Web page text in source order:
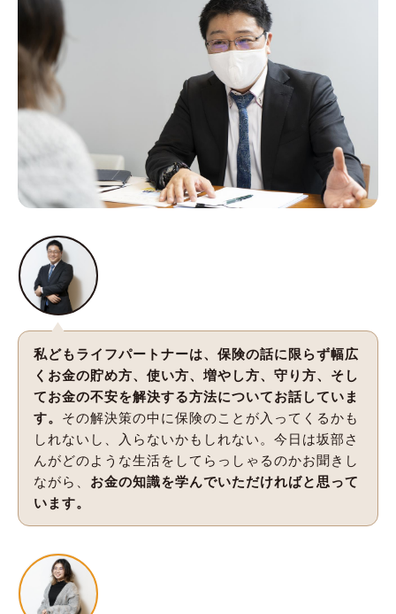
私どもライフパートナーは、保険の話に限らず幅広
くお金の貯め方、使い方、増やし方、守り方、そし
てお金の不安を解決する方法についてお話していま
す。 その解決策の中に保険のことが入ってくるかも
しれないし、入らないかもしれない。今日は坂部さ
んがどのような生活をしてらっしゃるのかお聞きし
ながら、 お金の知識を学んでいただければと思って
います。